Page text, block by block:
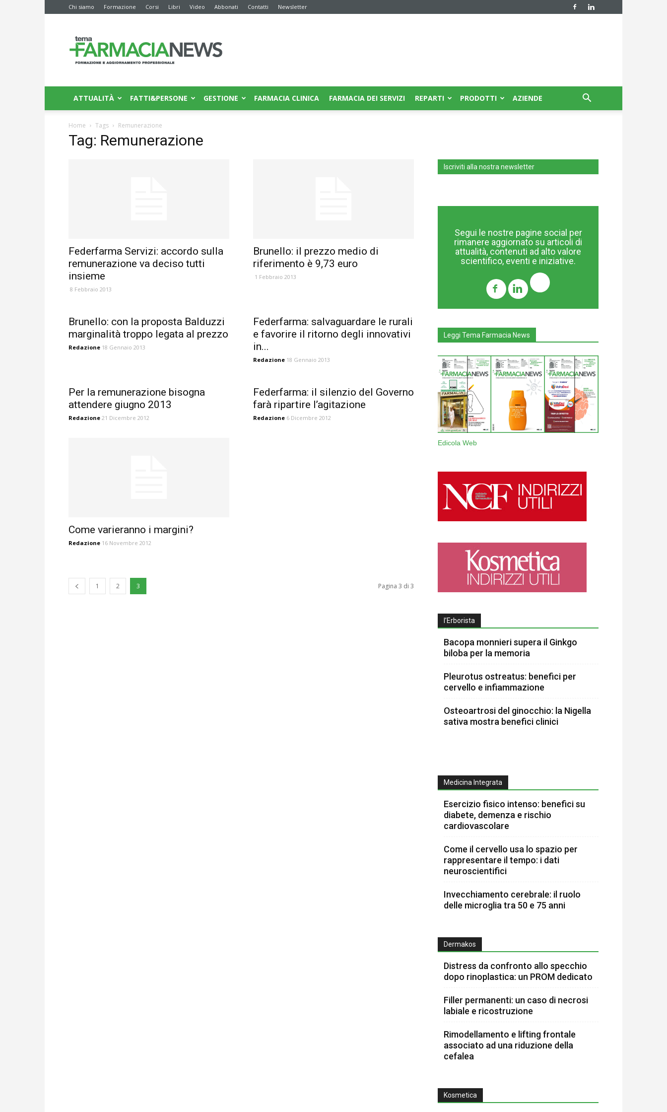
Chi siamo Formazione Corsi Libri Video Abbonati Contatti Newsletter
News
ATTUALITÀ FATTI&PERSONE GESTIONE FARMACIA CLINICA FARMACIA DEI SERVIZI REPARTI PRODOTTI AZIENDE
Home Tags Remunerazione
Tag: Remunerazione
Federfarma Servizi: accordo sulla
remunerazione va deciso tutti
insieme
8 Febbraio 2013
Brunello: il prezzo medio di
riferimento è 9,73 euro
1 Febbraio 2013
Brunello: con la proposta Balduzzi
marginalità troppo legata al prezzo
Redazione 18 Gennaio 2013
Federfarma: salvaguardare le rurali
e favorire il ritorno degli innovativi
in...
Redazione 18 Gennaio 2013
Per la remunerazione bisogna
attendere giugno 2013
Redazione 21 Dicembre 2012
Federfarma: il silenzio del Governo
farà ripartire l’agitazione
Redazione 6 Dicembre 2012
Come varieranno i margini?
Redazione 16 Novembre 2012
1 2 3 Pagina 3 di 3
Iscriviti alla nostra newsletter
Segui le nostre pagine social per
rimanere aggiornato su articoli di
attualità, contenuti ad alto valore
scientifico, eventi e iniziative.
Leggi Tema Farmacia News
Edicola Web
l’Erborista
Bacopa monnieri supera il Ginkgo
biloba per la memoria
Pleurotus ostreatus: benefici per
cervello e infiammazione
Osteoartrosi del ginocchio: la Nigella
sativa mostra benefici clinici
Medicina Integrata
Esercizio fisico intenso: benefici su
diabete, demenza e rischio
cardiovascolare
Come il cervello usa lo spazio per
rappresentare il tempo: i dati
neuroscientifici
Invecchiamento cerebrale: il ruolo
delle microglia tra 50 e 75 anni
Dermakos
Distress da confronto allo specchio
dopo rinoplastica: un PROM dedicato
Filler permanenti: un caso di necrosi
labiale e ricostruzione
Rimodellamento e lifting frontale
associato ad una riduzione della
cefalea
Kosmetica